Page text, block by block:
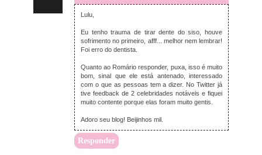
Lulu,
Eu tenho trauma de tirar dente do siso, houve
sofrimento no primeiro, afff... melhor nem lembrar!
Foi erro do dentista.
Quanto ao Romário responder, puxa, isso é muito
bom, sinal que ele está antenado, interessado
com o que as pessoas tem a dizer. No Twitter já
tive feedback de 2 celebridades notáveis e fiquei
muito contente porque elas foram muito gentis.
Adoro seu blog! Beijinhos mil.
Responder